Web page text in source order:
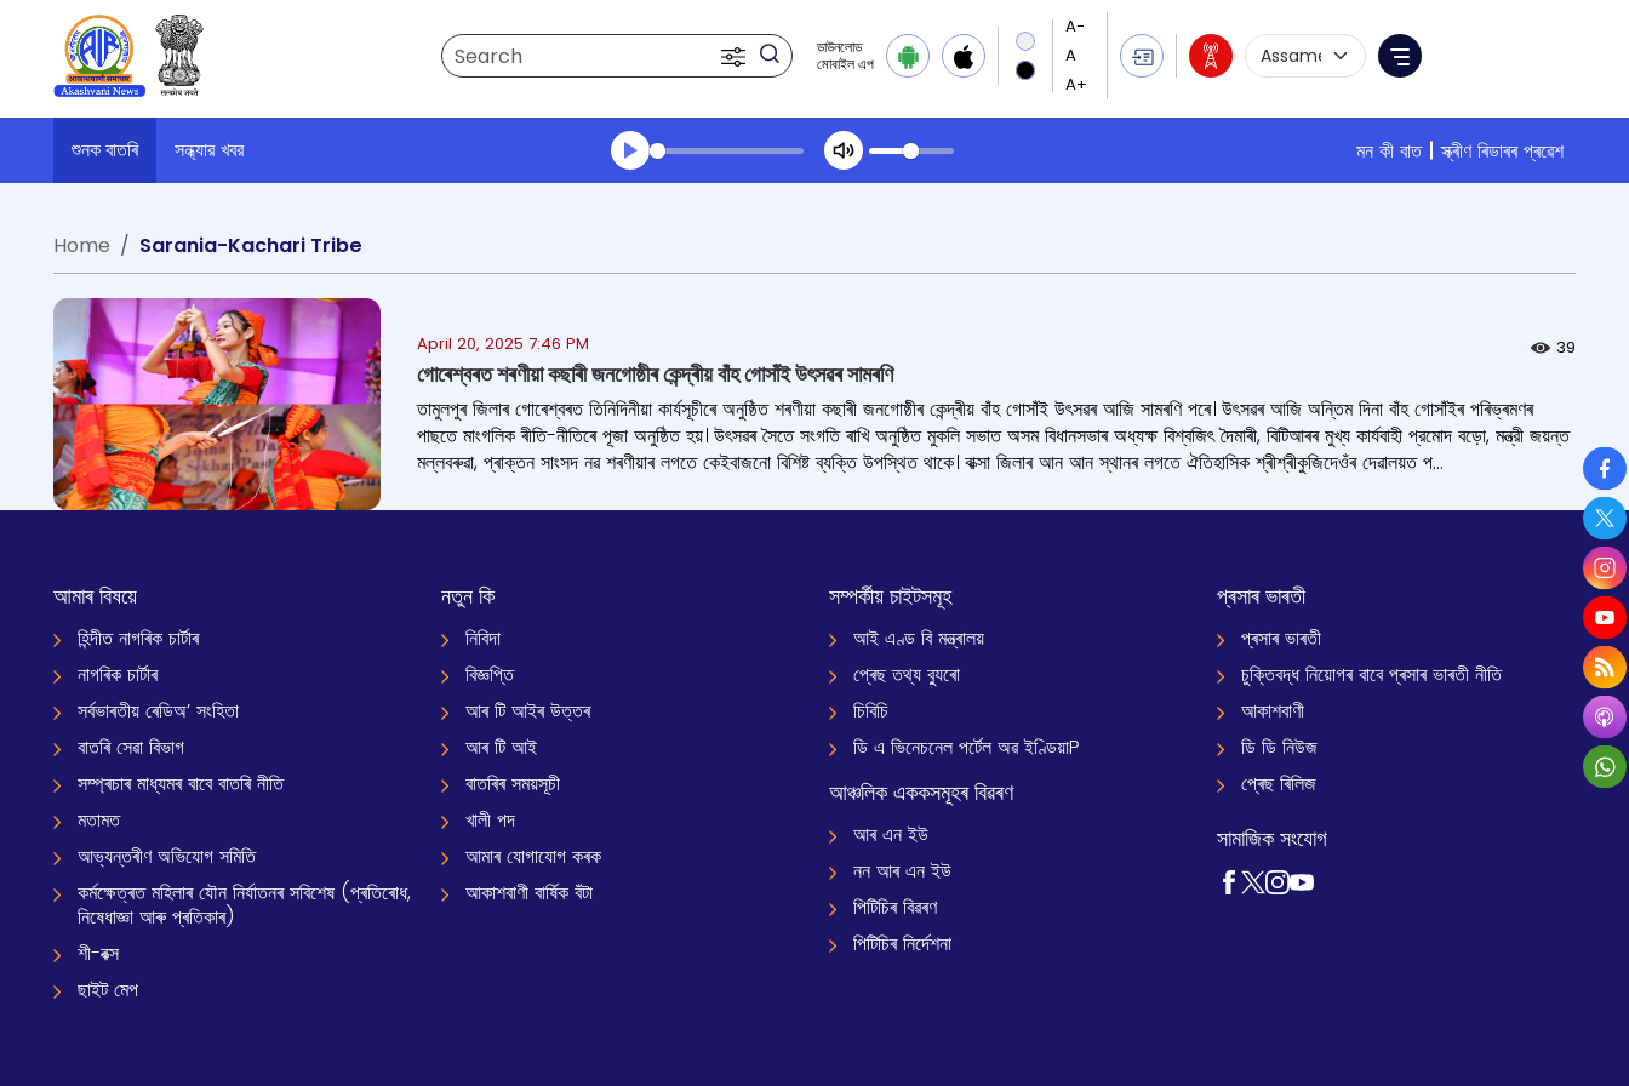
Search
ডাউনলোড
মোবাইল এপ
Language Selection
Menu
শুনক বাতৰি সন্ধ্যার খবর মন কী বাত
স্ক্ৰীণ ৰিডাৰৰ প্ৰৱেশ
Transcript summary
Home
Sarania-Kachari Tribe
April 20, 2025 7:46 PM 39
গোৰেশ্বৰত শৰণীয়া কছাৰী জনগোষ্ঠীৰ কেন্দ্ৰীয় বাঁহ গোসাঁই উৎসৱৰ সামৰণি
তামুলপুৰ জিলাৰ গোৰেশ্বৰত তিনিদিনীয়া কাৰ্যসূচীৰে অনুষ্ঠিত শৰণীয়া কছাৰী জনগোষ্ঠীৰ কেন্দ্ৰীয় বাঁহ গোসাঁই উৎসৱৰ আজি সামৰণি পৰে। উৎসৱৰ আজি অন্তিম দিনা বাঁহ গোসাঁইৰ পৰিভ্ৰমণৰ
পাছতে মাংগলিক ৰীতি-নীতিৰে পূজা অনুষ্ঠিত হয়। উৎসৱৰ সৈতে সংগতি ৰাখি অনুষ্ঠিত মুকলি সভাত অসম বিধানসভাৰ অধ্যক্ষ বিশ্বজিৎ দৈমাৰী, বিটিআৰৰ মুখ্য কাৰ্যবাহী প্রমোদ বড়ো, মন্ত্রী জয়ন্ত
মল্লবৰুৱা, প্ৰাক্তন সাংসদ নৱ শৰণীয়াৰ লগতে কেইবাজনো বিশিষ্ট ব্যক্তি উপস্থিত থাকে। বাক্সা জিলাৰ আন আন স্থানৰ লগতে ঐতিহাসিক শ্ৰীশ্ৰীকুজিদেওঁৰ দেৱালয়ত প...
আমাৰ বিষয়ে
হিন্দীত নাগৰিক চাৰ্টাৰ
নাগৰিক চাৰ্টাৰ
সৰ্বভাৰতীয় ৰেডিঅ’ সংহিতা
বাতৰি সেৱা বিভাগ
সম্প্ৰচাৰ মাধ্যমৰ বাবে বাতৰি নীতি
মতামত
আভ্যন্তৰীণ অভিযোগ সমিতি
কৰ্মক্ষেত্ৰত মহিলাৰ যৌন নিৰ্যাতনৰ সবিশেষ (প্ৰতিৰোধ,
নিষেধাজ্ঞা আৰু প্ৰতিকাৰ)
শী-বক্স
ছাইট মেপ
নতুন কি
নিবিদা
বিজ্ঞপ্তি
আৰ টি আইৰ উত্তৰ
আৰ টি আই
বাতৰিৰ সময়সূচী
খালী পদ
আমাৰ যোগাযোগ কৰক
আকাশবাণী বাৰ্ষিক বঁটা
সম্পৰ্কীয় চাইটসমূহ
আই এণ্ড বি মন্ত্ৰালয়
প্ৰেছ তথ্য ব্যুৰো
চিবিচি
ডি এ ভিনেচনেল পৰ্টেল অৱ ইণ্ডিয়াP
আঞ্চলিক এককসমূহৰ বিৱৰণ
আৰ এন ইউ
নন আৰ এন ইউ
পিটিচিৰ বিৱৰণ
পিটিচিৰ নিৰ্দেশনা
প্ৰসাৰ ভাৰতী
প্ৰসাৰ ভাৰতী
চুক্তিবদ্ধ নিয়োগৰ বাবে প্ৰসাৰ ভাৰতী নীতি
আকাশবাণী
ডি ডি নিউজ
প্ৰেছ ৰিলিজ
সামাজিক সংযোগ